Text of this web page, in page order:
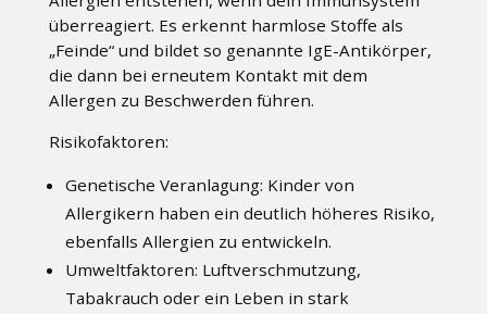
überreagiert. Es erkennt harmlose Stoffe als
„Feinde“ und bildet so genannte IgE-Antikörper,
die dann bei erneutem Kontakt mit dem
Allergen zu Beschwerden führen.
Risikofaktoren:
Genetische Veranlagung: Kinder von
Allergikern haben ein deutlich höheres Risiko,
ebenfalls Allergien zu entwickeln.
Umweltfaktoren: Luftverschmutzung,
Tabakrauch oder ein Leben in stark